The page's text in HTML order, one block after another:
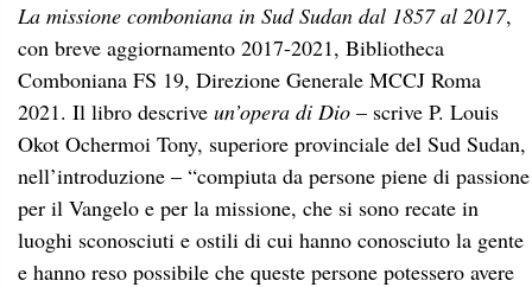
La missione comboniana in Sud Sudan dal 1857 al 2017,
con breve aggiornamento 2017-2021, Bibliotheca
Comboniana FS 19, Direzione Generale MCCJ Roma
2021. Il libro descrive un’opera di Dio – scrive P. Louis
Okot Ochermoi Tony, superiore provinciale del Sud Sudan,
nell’introduzione – “compiuta da persone piene di passione
per il Vangelo e per la missione, che si sono recate in
luoghi sconosciuti e ostili di cui hanno conosciuto la gente
e hanno reso possibile che queste persone potessero avere